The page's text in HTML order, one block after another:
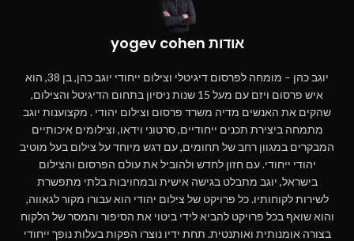
אודות yogev cohen
יוגב כהן – מומחה לפרסום דיגיטלי וצילום ייחודי יוגב כהן, בן 38, הוא
איש פרסום ויזם עם מעל 15 שנות ניסיון בתחום הדיגיטל והצילום,
שהקים את האנשים מדיה משרד פרסום וצילום יהודי . מקצוענות יוגב
מתמחה ביצירת תכנים ייחודיים, סרטוני וידאו, וצילומים איכותיים
המבקרים במגוון רחב של תחומים, עם דגש מיוחד על צילום בעל מוטיב
יהודי ייחודי. עם חזון לחדש ולהוביל את עולם הפרסום והצילום
בישראל, יוגב מתבלט בגישה אישית ובמחויבות בלתי מתפשרת
לשירות לקוחותיו. כל פרויקט של צילום יהודי הוא עבורו מקור לגאווה,
והוא שואף בכל פרויקט להביא לידי ביטוי את הסיפור והמסר של הלקוח
בצורה אומנותית ואותנטית. תחת ידיו נוצרו הפקות בעלות נופך ייחודי